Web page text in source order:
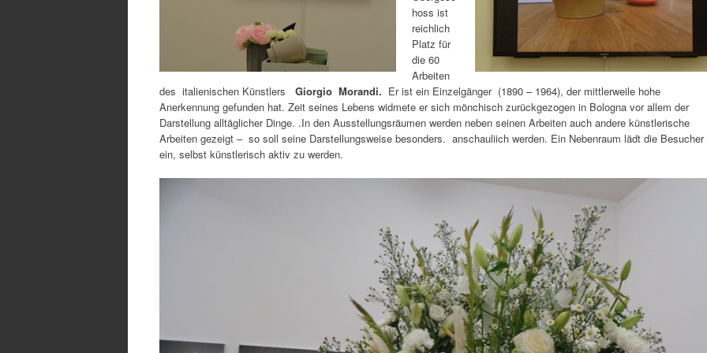
hoss ist
reichlich
Platz für
die 60
Arbeiten
des italienischen Künstlers
Giorgio Morandi. Er ist ein Einzelgänger (1890 – 1964), der mittlerweile hohe
Anerkennung gefunden hat. Zeit seines Lebens widmete er sich mönchisch zurückgezogen in Bologna vor allem der
Darstellung alltäglicher Dinge. .In den Ausstellungsräumen werden neben seinen Arbeiten auch andere künstlerische
Arbeiten gezeigt – so soll seine Darstellungsweise besonders. anschauliich werden. Ein Nebenraum lädt die Besucher
ein, selbst künstlerisch aktiv zu werden.